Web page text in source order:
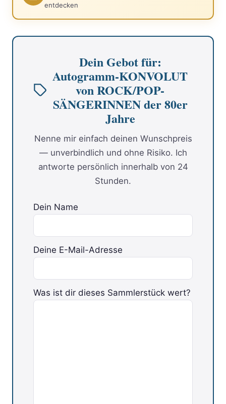
entdecken
Dein Gebot für:
Autogramm-KONVOLUT
von ROCK/POP-
SÄNGERINNEN der 80er
Jahre
Nenne mir einfach deinen Wunschpreis
— unverbindlich und ohne Risiko. Ich
antworte persönlich innerhalb von 24
Stunden.
Dein Name
Deine E-Mail-Adresse
Bitte lasse dieses Feld leer.
Was ist dir dieses Sammlerstück wert?